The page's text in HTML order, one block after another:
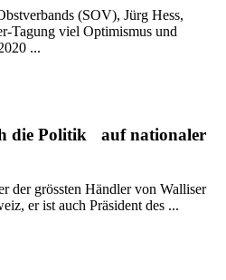
(SOV), Jürg Hess,
Tagung viel Optimismus und
...
die Politik auf nationaler
der grössten Händler von Walliser
er ist auch Präsident des ...